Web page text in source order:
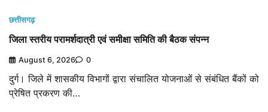
छत्तीसगढ़
जिला स्तरीय परामर्शदात्री एवं समीक्षा समिति की बैठक संपन्न
August 6, 2026 0
दुर्ग। जिले में शासकीय विभागों द्वारा संचालित योजनाओं से संबंधित बैंकों को
प्रेषित प्रकरण की…